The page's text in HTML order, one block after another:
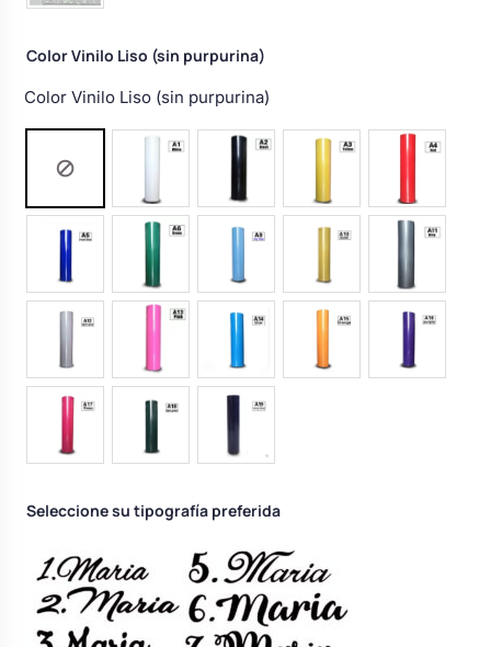
Color Vinilo Liso (sin purpurina)
Color Vinilo Liso (sin purpurina)
Seleccione su tipografía preferida